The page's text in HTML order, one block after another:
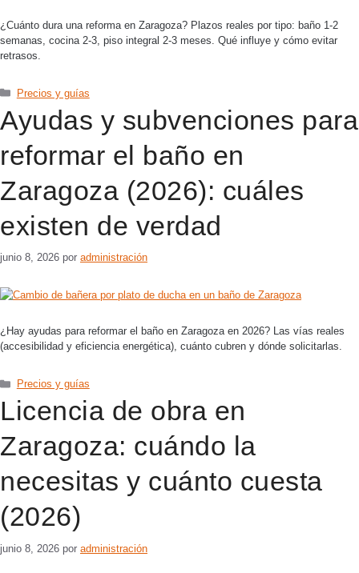
¿Cuánto dura una reforma en Zaragoza? Plazos reales por tipo: baño 1-2
semanas, cocina 2-3, piso integral 2-3 meses. Qué influye y cómo evitar
retrasos.
Precios y guías
Ayudas y subvenciones para
reformar el baño en
Zaragoza (2026): cuáles
existen de verdad
junio 8, 2026 por administración
¿Hay ayudas para reformar el baño en Zaragoza en 2026? Las vías reales
(accesibilidad y eficiencia energética), cuánto cubren y dónde solicitarlas.
Precios y guías
Licencia de obra en
Zaragoza: cuándo la
necesitas y cuánto cuesta
(2026)
junio 8, 2026 por administración